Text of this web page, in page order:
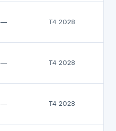
— T4 2028
— T4 2028
— T4 2028